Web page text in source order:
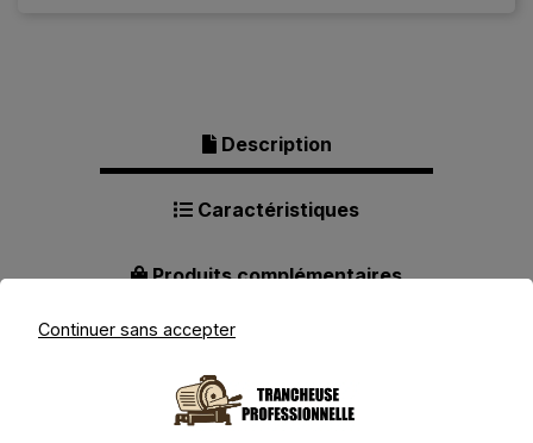
Description
Caractéristiques
Produits complémentaires
Description pour Dynasteel
Continuer sans accepter